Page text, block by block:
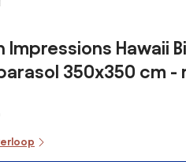
Impressions Hawaii
350x350 cm -